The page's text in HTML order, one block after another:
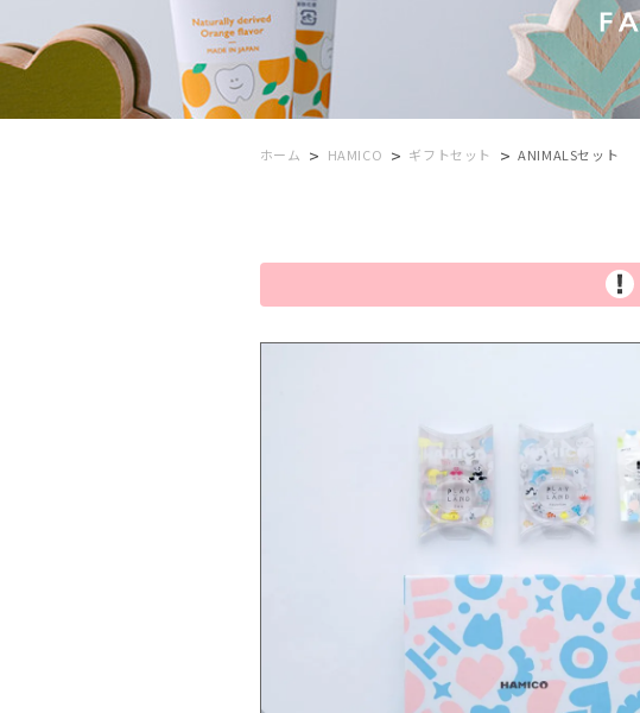
ホーム > HAMICO > ギフトセット > ANIMALSセット